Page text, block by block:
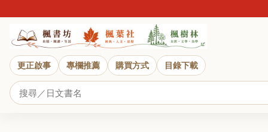
更正啟事 專欄推薦 購買方式 目錄下載